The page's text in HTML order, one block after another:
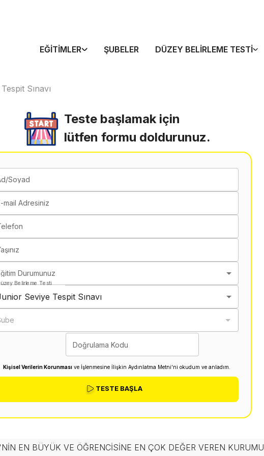
EĞITIMLER ŞUBELER DÜZEY BELIRLEME TESTI
Sınavı
Teste başlamak için
lütfen formu doldurunuz.
Soyad
mail Adresiniz
Durumunuz
Belirleme Testi
Seviye Tespit Sınavı
Doğrulama Kodu
Kişisel Verilerin Korunması ve İşlenmesine İlişkin Aydınlatma Metni'ni okudum ve anladım.
TESTE BAŞLA
EN BÜYÜK VE ÖĞRENCISINE EN ÇOK DEĞER VEREN KURUMU